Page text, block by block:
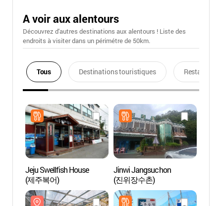
A voir aux alentours
Découvrez d'autres destinations aux alentours ! Liste des
endroits à visiter dans un périmétre de 50km.
Tous Destinations touristiques Restaurants
Jeju Swellfish House
(제주복어)
Jinwi Jangsuchon
(진위장수촌)